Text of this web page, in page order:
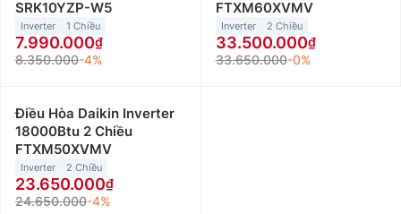
SRK10YZP-W5
Inverter 1 Chiều
7.990.000
8.350.000-4%
FTXM60XVMV
Inverter 2 Chiều
33.500.000
33.650.000-0%
Điều Hòa Daikin Inverter
18000Btu 2 Chiều
FTXM50XVMV
Inverter 2 Chiều
23.650.000
24.650.000-4%